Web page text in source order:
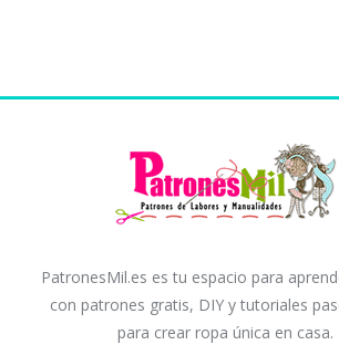
PatronesMil.es es tu espacio para
con patrones gratis, DIY y tutoriales
para crear ropa única en casa.